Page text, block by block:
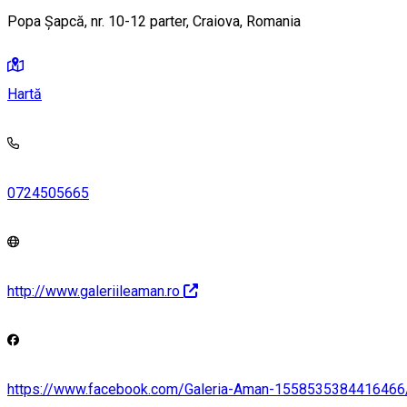
Popa Șapcă, nr. 10-12 parter, Craiova, Romania
Hartă
0724505665
http://www.galeriileaman.ro
https://www.facebook.com/Galeria-Aman-